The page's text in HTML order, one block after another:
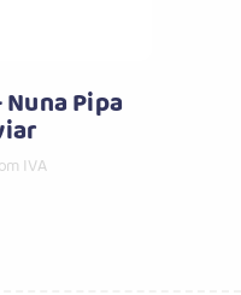
Pipa
IVA